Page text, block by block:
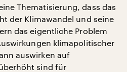
Thematisierung, dass das
der Klimawandel und seine
das eigentliche Problem
klimapolitischer
auswirken auf
sind für